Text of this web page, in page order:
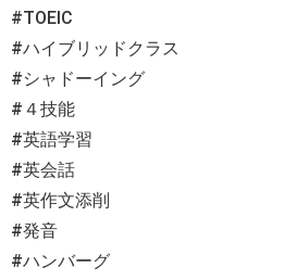
#TOEIC
#ハイブリッドクラス
#シャドーイング
#４技能
#英語学習
#英会話
#英作文添削
#発音
#ハンバーグ